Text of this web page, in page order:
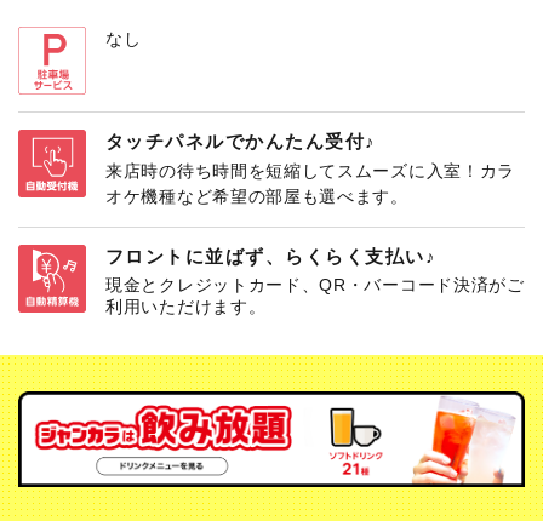
なし
タッチパネルでかんたん受付♪
来店時の待ち時間を短縮してスムーズに入室！カラ
オケ機種など希望の部屋も選べます。
フロントに並ばず、らくらく支払い♪
現金とクレジットカード、QR・バーコード決済がご
利用いただけます。